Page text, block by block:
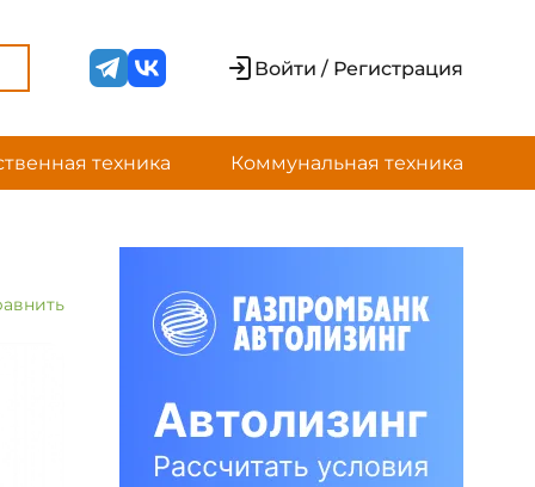
Войти / Регистрация
техника Коммунальная техника